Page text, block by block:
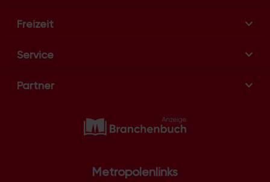
Freizeit
Service
Partner
Metropolenlinks